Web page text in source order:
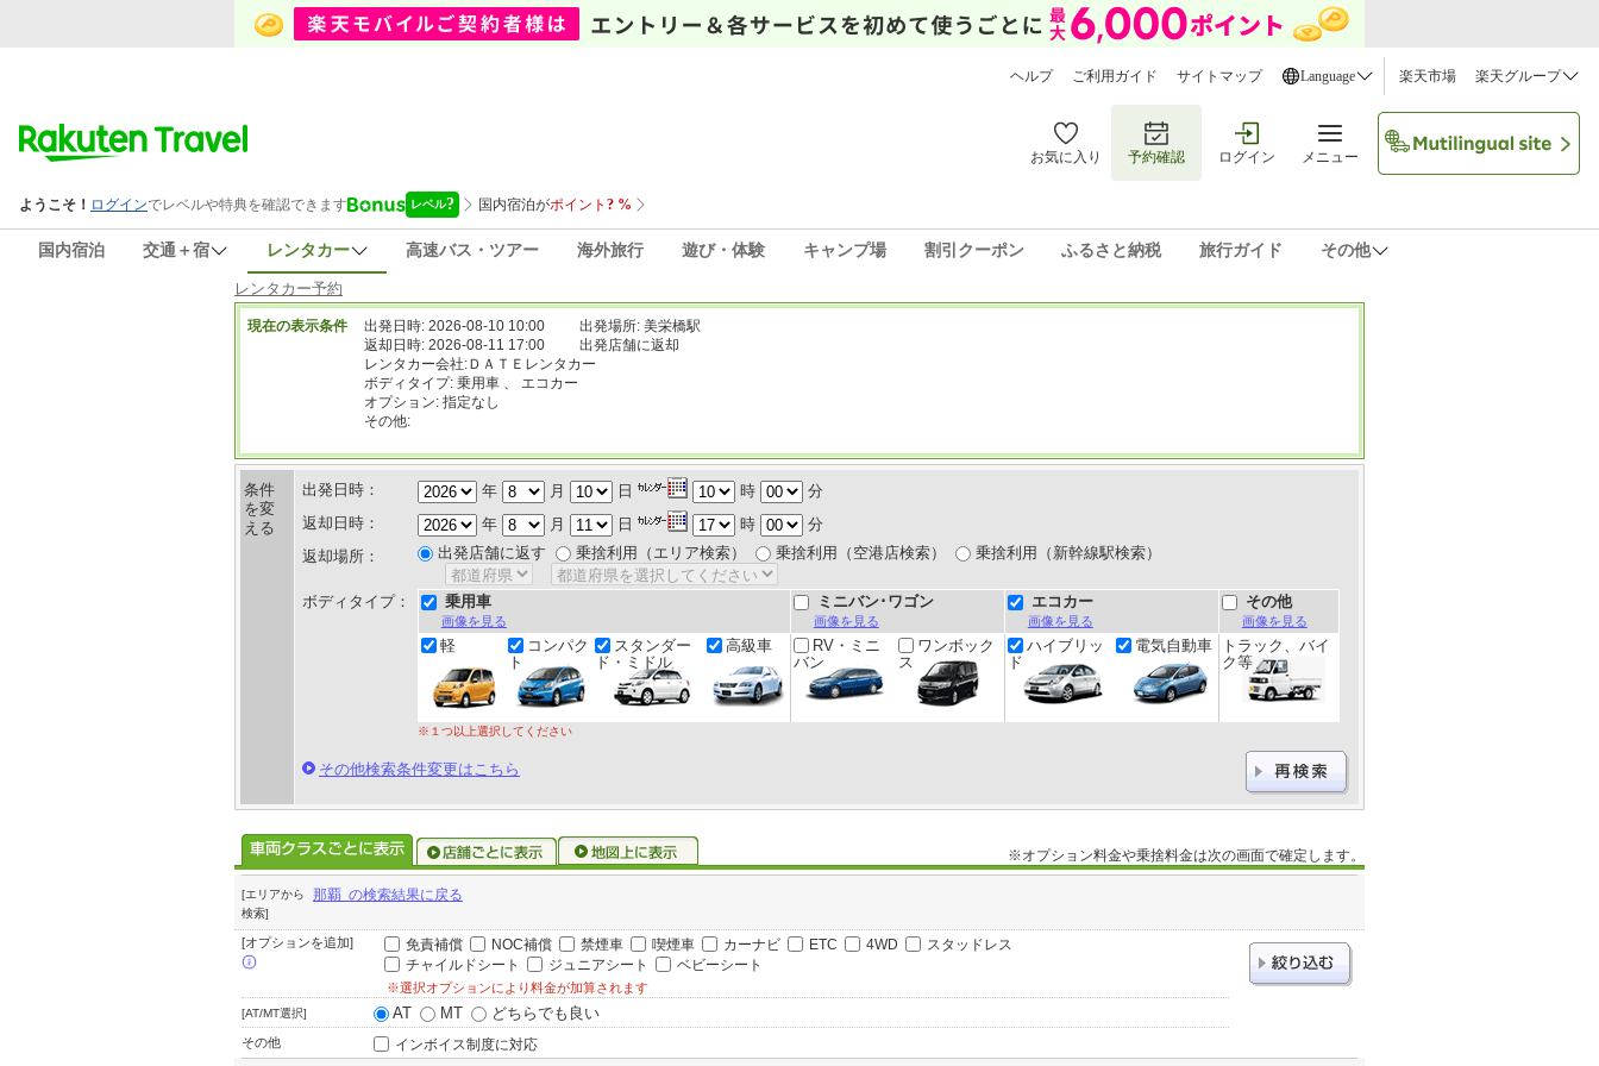
ヘルプ ご利用ガイド サイトマップ Language 楽天市場 楽天グループ
お気に入り 予約確認 ログイン メニュー
国内宿泊 交通＋宿 レンタカー 高速バス・ツアー 海外旅行 遊び・体験 キャンプ場 割引クーポン ふるさと納税 旅行ガイド その他
レンタカー予約
現在の表示条件 出発日時: 2026-08-10 10:00
出発場所: 美栄橋駅
返却日時: 2026-08-11 17:00
出発店舗に返却
レンタカー会社:ＤＡＴＥレンタカー
ボディタイプ: 乗用車 、 エコカー
オプション: 指定なし
その他:
条件
を変
える
出発日時： 年 月 日 時
分
返却日時：
年 月 日 時
分
返却場所：
出発店舗に返す 乗捨利用（エリア検索） 乗捨利用（空港店検索） 乗捨利用（新幹線駅検索）
ボディタイプ： 乗用車
画像を見る
ミニバン･ワゴン
画像を見る
エコカー
画像を見る
その他
画像を見る
軽
コンパク
ト
スタンダー
ド・ミドル
高級車
RV・ミニ
バン
ワンボック
ス
ハイブリッ
ド
電気自動車
トラック、バイ
ク等
※１つ以上選択してください
その他検索条件変更はこちら
※オプション料金や乗捨料金は次の画面で確定します。
[エリアから
検索]
那覇 の検索結果に戻る
[オプションを追加] 免責補償 NOC補償 禁煙車 喫煙車 カーナビ ETC 4WD
スタッドレス
チャイルドシート
ジュニアシート ベビーシート
※選択オプションにより料金が加算されます
[AT/MT選択] AT MT どちらでも良い
その他 インボイス制度に対応